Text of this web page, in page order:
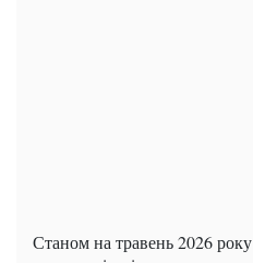
Станом на травень 2026